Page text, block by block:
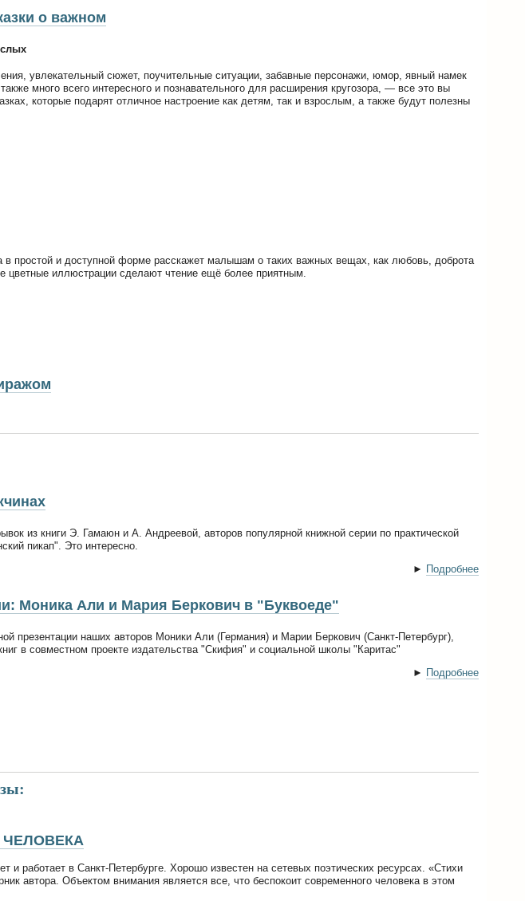
о важном
увлекательный сюжет, поучительные ситуации, забавные персонажи, юмор, явный намек
много всего интересного и познавательного для расширения кругозора, — все это вы
которые подарят отличное настроение как детям, так и взрослым, а также будут полезны
в простой и доступной форме расскажет малышам о таких важных вещах, как любовь, доброта
цветные иллюстрации сделают чтение ещё более приятным.
из книги Э. Гамаюн и А. Андреевой, авторов популярной книжной серии по практической
пикап". Это интересно.
► Подробнее
Моника Али и Мария Беркович в "Буквоеде"
презентации наших авторов Моники Али (Германия) и Марии Беркович (Санкт-Петербург),
в совместном проекте издательства "Скифия" и социальной школы "Каритас"
► Подробнее
ЧЕЛОВЕКА
и работает в Санкт-Петербурге. Хорошо известен на сетевых поэтических ресурсах. «Стихи
автора. Объектом внимания является все, что беспокоит современного человека в этом